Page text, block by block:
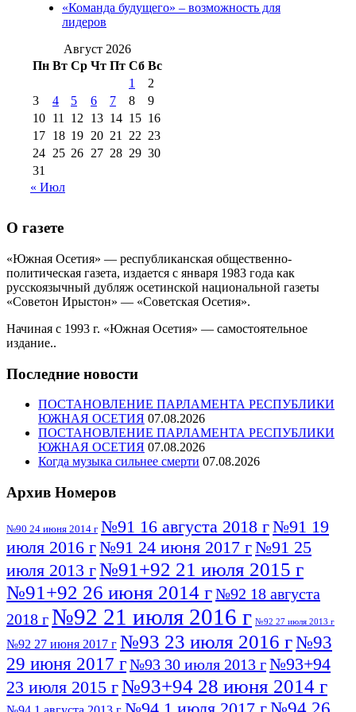
августа 2012 г(14) №98+99 11 июля
2017 г(9)
2016 г(12) №99 8 июля 2014 г
августа 2012 г(11)
августа 2013 г
(12)
«Команда будущего» – возможность для
лидеров
Август 2026
Пн Вт Ср Чт Пт Сб Вс
1
2
3
4 5 6 7 8
9
10 11 12 13 14 15 16
17 18 19 20 21 22 23
24 25 26 27 28 29 30
31
« Июл
О газете
«Южная Осетия» — республиканская общественно-
политическая газета, издается с января 1983 года как
русскоязычный дубляж осетинской национальной газеты
«Советон Ирыстон» — «Советская Осетия».
Начиная с 1993 г. «Южная Осетия» — самостоятельное
издание..
Последние новости
ПОСТАНОВЛЕНИЕ ПАРЛАМЕНТА РЕСПУБЛИКИ
ЮЖНАЯ ОСЕТИЯ 07.08.2026
ПОСТАНОВЛЕНИЕ ПАРЛАМЕНТА РЕСПУБЛИКИ
ЮЖНАЯ ОСЕТИЯ 07.08.2026
Когда музыка сильнее смерти 07.08.2026
Архив Номеров
№90 24 июня 2014 г №91 16 августа 2018 г№91 19
июля 2016 г№91 24 июня 2017 г№91 25
июля 2013 г№91+92 21 июля 2015 г
№91+92 26 июня 2014 г№92 18 августа
2018 г№92 21 июля 2016 г №92 27 июля 2013 г
№92 27 июня 2017 г №93 23 июля 2016 г№93
29 июня 2017 г№93 30 июля 2013 г№93+94
23 июля 2015 г№93+94 28 июня 2014 г